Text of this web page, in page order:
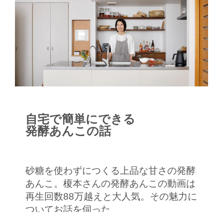
自宅で簡単にできる
発酵あんこの話
砂糖を使わずにつくる上品な甘さの発酵
あんこ。榎本さんの発酵あんこの動画は
再生回数88万越えと大人気。その魅力に
ついてお話を伺った